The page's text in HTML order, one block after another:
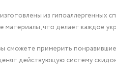
из
что делает каждое
сможете примерить
действующую систему